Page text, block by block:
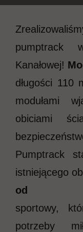
pumptrack
Kanałowej!
długości 110
modułami
obiciami
Pumptrack
istniejącego
od
sportowy,
potrzeby